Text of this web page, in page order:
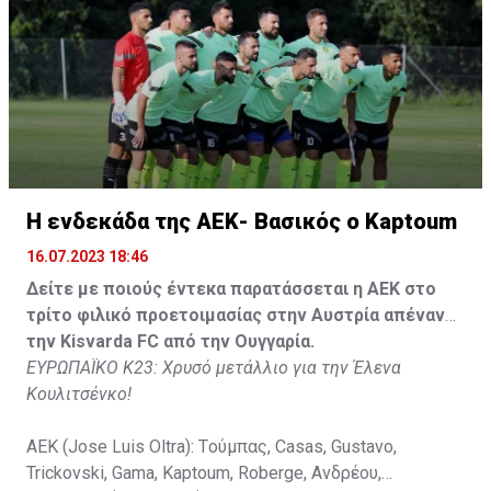
Τζιωρτζής (65' Faraj), Κατελάρης (65' Milicevic).
Στον πάγκο: Piric, Στυλιανίδης, Tomovic, Καψής, Sol,
Faraj, Lopes, Angel, Milicevic, Pons, Εγγλέζου, Facundo,
Gonzalez, Guyrcso, Μάμας.
Κisvarda FC (Milos Kruscic): Kovacs, Navratil, Raul, Szor,
Lippai, Alic, Kormendi, Makowski, Czekus, Ilievski,
Spasic.
Στον πάγκο: Petkovic, Cipetic, Kovasic, Jovicic, Szeles,
Vida, Otvos, Lucas, Camas, Mesanovic.
H ενδεκάδα της ΑΕΚ- Βασικός ο Kaptoum
16.07.2023 18:46
Δείτε με ποιούς έντεκα παρατάσσεται η ΑΕΚ στο
τρίτο φιλικό προετοιμασίας στην Αυστρία απέναντι
την Kisvarda FC από την Ουγγαρία.
ΕΥΡΩΠΑΪΚΟ Κ23: Χρυσό μετάλλιο για την Έλενα
Κουλιτσένκο!
ΑΕΚ (Jose Luis Oltra): Tούμπας, Casas, Gustavo,
Trickovski, Gama, Κaptoum, Roberge, Aνδρέου,